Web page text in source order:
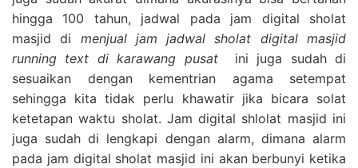
hingga 100 tahun, jadwal pada jam digital sholat
masjid di menjual jam jadwal sholat digital masjid
running text di karawang pusat
ini juga sudah di
sesuaikan dengan kementrian agama setempat
sehingga kita tidak perlu khawatir jika bicara solat
ketetapan waktu sholat. Jam digital shlolat masjid ini
juga sudah di lengkapi dengan alarm, dimana alarm
pada jam digital sholat masjid ini akan berbunyi ketika